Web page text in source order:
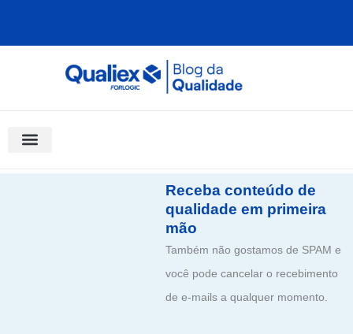
Receba conteúdo de
qualidade em primeira
mão
Também não gostamos de SPAM e
você pode cancelar o recebimento
de e-mails a qualquer momento.